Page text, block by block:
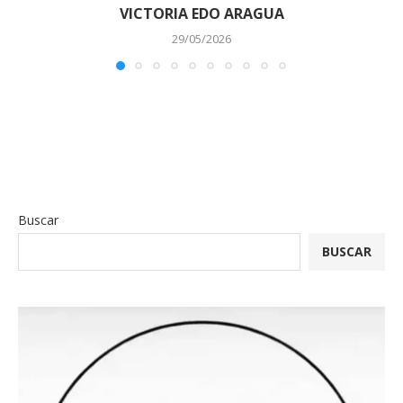
VICTORIA EDO ARAGUA
29/05/2026
Buscar
BUSCAR